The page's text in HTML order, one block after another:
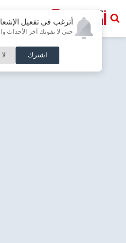
أترغب في تفعيل
حتى لا تفوتك آخر الأحداث
اشترك